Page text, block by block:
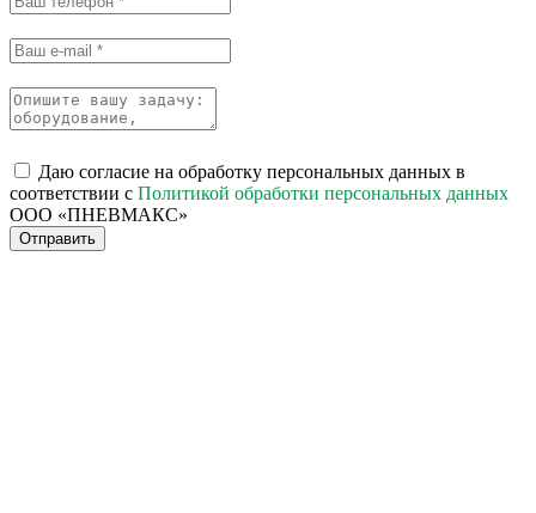
Даю согласие на обработку персональных данных в
соответствии с Политикой обработки персональных данных
ООО «ПНЕВМАКС»
Отправить